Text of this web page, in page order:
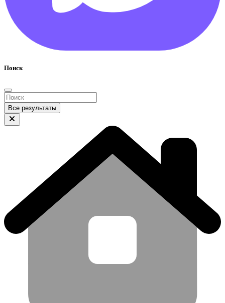
Поиск
Все результаты